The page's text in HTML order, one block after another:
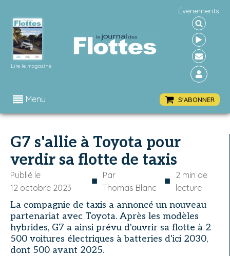
Lire le magazine
Événements
Menu S'ABONNER
G7 s'allie à Toyota pour
verdir sa flotte de taxis
Publié le
12 octobre 2023
■ Par
Thomas Blanc
■ 2 min de
lecture
La compagnie de taxis a annoncé un nouveau
partenariat avec Toyota. Après les modèles
hybrides, G7 a ainsi prévu d'ouvrir sa flotte à 2
500 voitures électriques à batteries d'ici 2030,
dont 500 avant 2025.